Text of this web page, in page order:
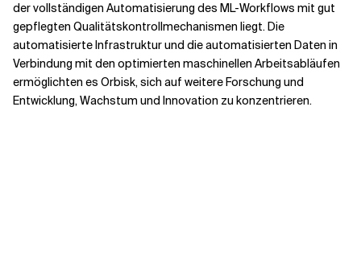
der vollständigen Automatisierung des ML-Workflows mit gut
gepflegten Qualitätskontrollmechanismen liegt. Die
automatisierte Infrastruktur und die automatisierten Daten in
Verbindung mit den optimierten maschinellen Arbeitsabläufen
ermöglichten es Orbisk, sich auf weitere Forschung und
Entwicklung, Wachstum und Innovation zu konzentrieren.